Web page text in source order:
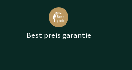
Best preis garantie